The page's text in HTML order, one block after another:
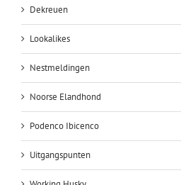
Dekreuen
Lookalikes
Nestmeldingen
Noorse Elandhond
Podenco Ibicenco
Uitgangspunten